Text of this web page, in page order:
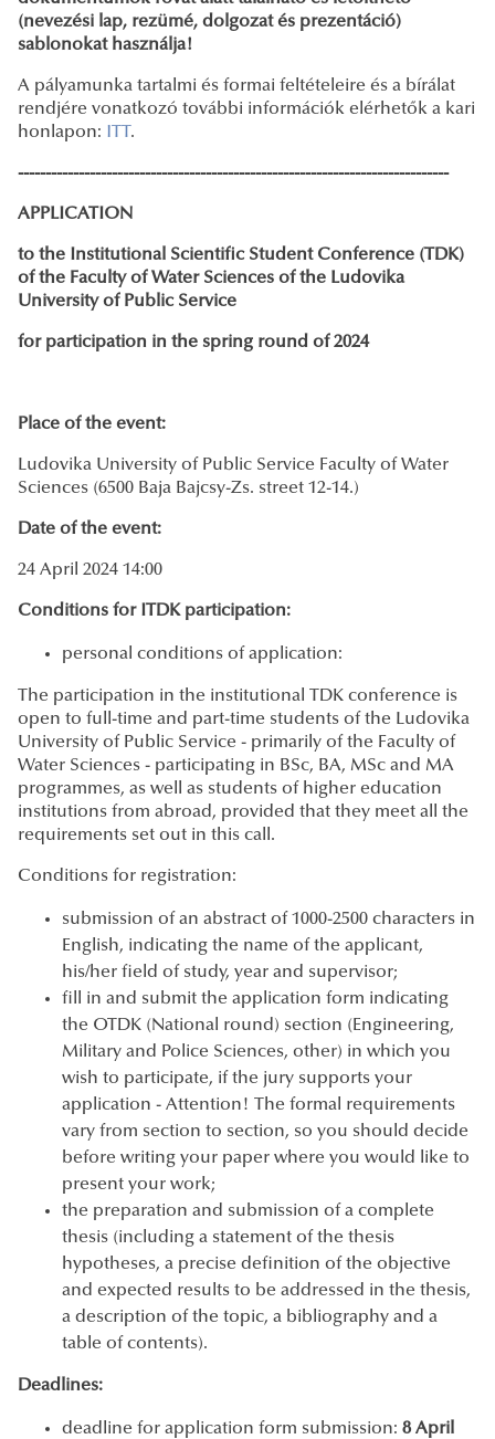
(nevezési lap, rezümé, dolgozat és prezentáció)
sablonokat használja!
A pályamunka tartalmi és formai feltételeire és a bírálat
rendjére vonatkozó további információk elérhetők a kari
honlapon:
ITT.
------------------------------------------------------------------------------
APPLICATION
to the Institutional Scientific Student Conference (TDK)
of the Faculty of Water Sciences of the Ludovika
University of Public Service
for participation in the spring round of 2024
Place of the event:
Ludovika University of Public Service Faculty of Water
Sciences (6500 Baja Bajcsy-Zs. street 12-14.)
Date of the event:
24 April 2024 14:00
Conditions for ITDK participation:
personal conditions of application:
The participation in the institutional TDK conference is
open to full-time and part-time students of the Ludovika
University of Public Service - primarily of the Faculty of
Water Sciences - participating in BSc, BA, MSc and MA
programmes, as well as students of higher education
institutions from abroad, provided that they meet all the
requirements set out in this call.
Conditions for registration:
submission of an abstract of 1000-2500 characters in
English, indicating the name of the applicant,
his/her field of study, year and supervisor;
fill in and submit the application form indicating
the OTDK (National round) section (Engineering,
Military and Police Sciences, other) in which you
wish to participate, if the jury supports your
application - Attention! The formal requirements
vary from section to section, so you should decide
before writing your paper where you would like to
present your work;
the preparation and submission of a complete
thesis (including a statement of the thesis
hypotheses, a precise definition of the objective
and expected results to be addressed in the thesis,
a description of the topic, a bibliography and a
table of contents).
Deadlines:
deadline for application form submission: 8 April